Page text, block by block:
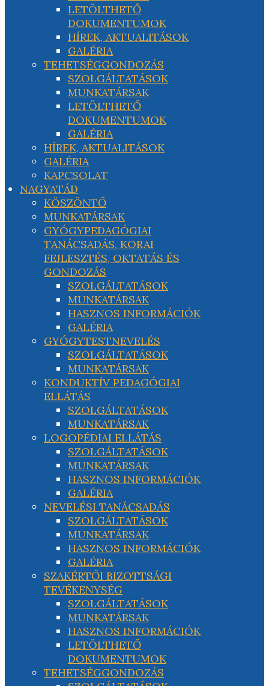
LETÖLTHETŐ
DOKUMENTUMOK
HÍREK, AKTUALITÁSOK
GALÉRIA
TEHETSÉGGONDOZÁS
SZOLGÁLTATÁSOK
MUNKATÁRSAK
LETÖLTHETŐ
DOKUMENTUMOK
GALÉRIA
HÍREK, AKTUALITÁSOK
GALÉRIA
KAPCSOLAT
NAGYATÁD
KÖSZÖNTŐ
MUNKATÁRSAK
GYÓGYPEDAGÓGIAI
TANÁCSADÁS, KORAI
FEJLESZTÉS, OKTATÁS ÉS
GONDOZÁS
SZOLGÁLTATÁSOK
MUNKATÁRSAK
HASZNOS INFORMÁCIÓK
GALÉRIA
GYÓGYTESTNEVELÉS
SZOLGÁLTATÁSOK
MUNKATÁRSAK
KONDUKTÍV PEDAGÓGIAI
ELLÁTÁS
SZOLGÁLTATÁSOK
MUNKATÁRSAK
LOGOPÉDIAI ELLÁTÁS
SZOLGÁLTATÁSOK
MUNKATÁRSAK
HASZNOS INFORMÁCIÓK
GALÉRIA
NEVELÉSI TANÁCSADÁS
SZOLGÁLTATÁSOK
MUNKATÁRSAK
HASZNOS INFORMÁCIÓK
GALÉRIA
SZAKÉRTŐI BIZOTTSÁGI
TEVÉKENYSÉG
SZOLGÁLTATÁSOK
MUNKATÁRSAK
HASZNOS INFORMÁCIÓK
LETÖLTHETŐ
DOKUMENTUMOK
TEHETSÉGGONDOZÁS